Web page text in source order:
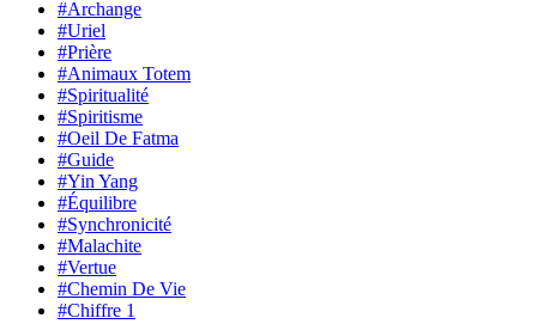
#Archange
#Uriel
#Prière
#Animaux Totem
#Spiritualité
#Spiritisme
#Oeil De Fatma
#Guide
#Yin Yang
#Équilibre
#Synchronicité
#Malachite
#Vertue
#Chemin De Vie
#Chiffre 1